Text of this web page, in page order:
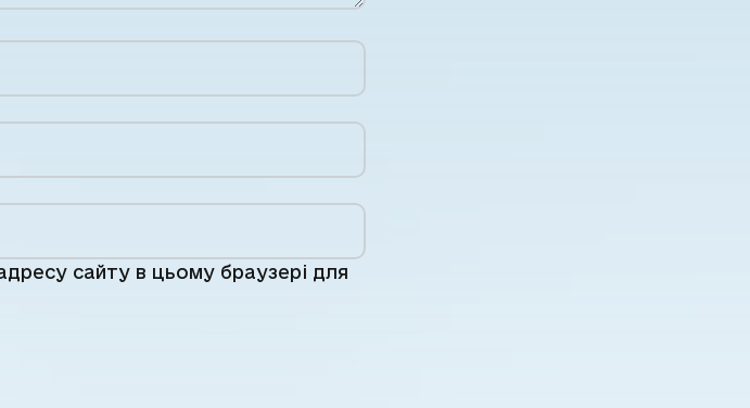
сайту в цьому браузері для